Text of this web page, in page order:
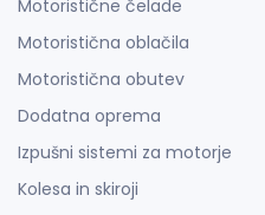
Motoristične čelade
Motoristična oblačila
Motoristična obutev
Dodatna oprema
Izpušni sistemi za motorje
Kolesa in skiroji